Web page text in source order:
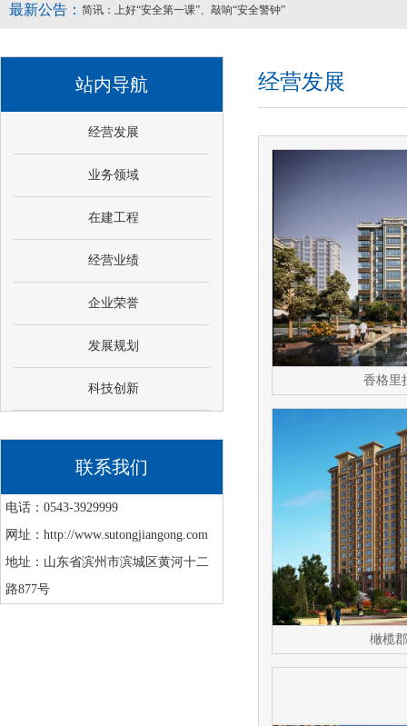
最新公告： 简讯：上好“安全第一课”、敲响“安全警钟”
喜讯！我公司王勇同志和房磊同志获评省优秀项目经理称号
站内导航
经营发展
业务领域
在建工程
经营业绩
企业荣誉
发展规划
科技创新
联系我们
电话：0543-3929999
网址：http://www.sutongjiangong.com
地址：山东省滨州市滨城区黄河十二
路877号
经营发展
香格里
橄榄